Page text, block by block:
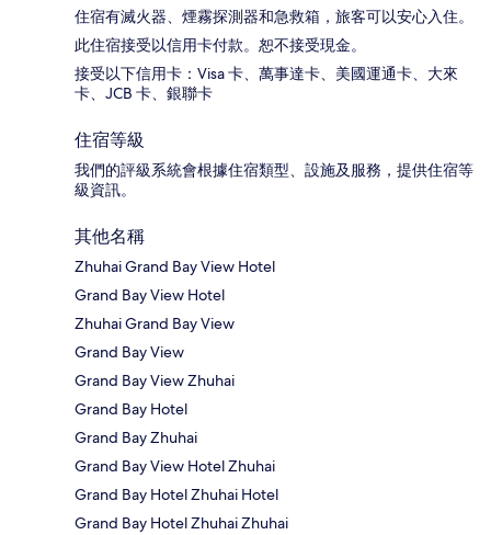
住宿有滅火器、煙霧探測器和急救箱，旅客可以安心入住。
此住宿接受以信用卡付款。恕不接受現金。
接受以下信用卡：Visa 卡、萬事達卡、美國運通卡、大來
卡、JCB 卡、銀聯卡
住宿等級
我們的評級系統會根據住宿類型、設施及服務，提供住宿等
級資訊。
其他名稱
Zhuhai Grand Bay View Hotel
Grand Bay View Hotel
Zhuhai Grand Bay View
Grand Bay View
Grand Bay View Zhuhai
Grand Bay Hotel
Grand Bay Zhuhai
Grand Bay View Hotel Zhuhai
Grand Bay Hotel Zhuhai Hotel
Grand Bay Hotel Zhuhai Zhuhai